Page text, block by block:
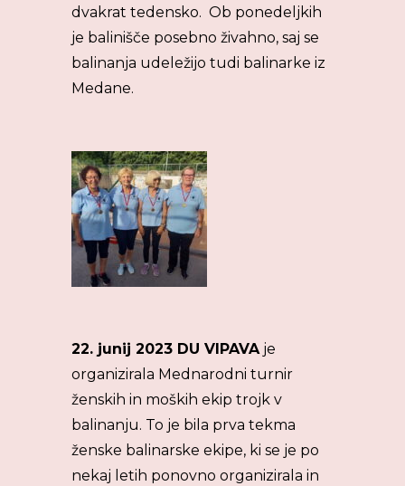
dvakrat tedensko. Ob ponedeljkih
je balinišče posebno živahno, saj se
balinanja udeležijo tudi balinarke iz
Medane.
22. junij 2023 DU VIPAVAje
organizirala Mednarodni turnir
ženskih in moških ekip trojk v
balinanju. To je bila prva tekma
ženske balinarske ekipe, ki se je po
nekaj letih ponovno organizirala in